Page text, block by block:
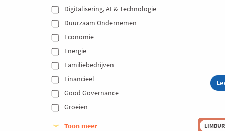
Digitalisering, AI & Technologie
Duurzaam Ondernemen
Economie
Energie
Familiebedrijven
Financieel
Good Governance
Groeien
Toon meer